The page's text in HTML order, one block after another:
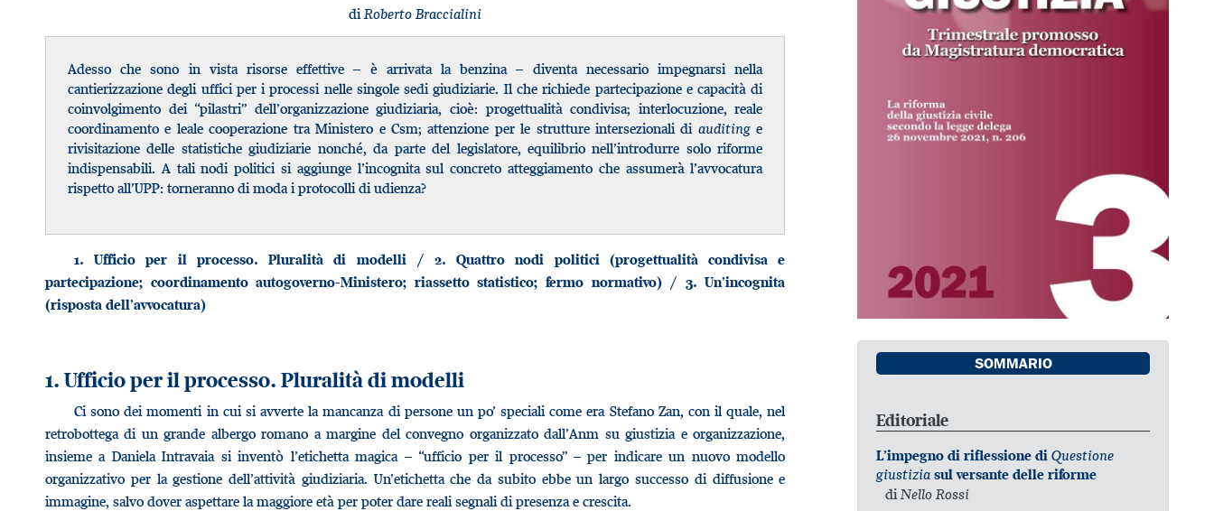
diRoberto Braccialini
Adesso che sono in vista risorse effettive – è arrivata la benzina – diventa necessario impegnarsi nella
cantierizzazione degli uffici per i processi nelle singole sedi giudiziarie. Il che richiede partecipazione e capacità di
coinvolgimento dei “pilastri” dell’organizzazione giudiziaria, cioè: progettualità condivisa; interlocuzione, reale
coordinamento e leale cooperazione tra Ministero e Csm; attenzione per le strutture intersezionali diauditinge
rivisitazione delle statistiche giudiziarie nonché, da parte del legislatore, equilibrio nell’introdurre solo riforme
indispensabili. A tali nodi politici si aggiunge l’incognita sul concreto atteggiamento che assumerà l’avvocatura
rispetto all’UPP: torneranno di moda i protocolli di udienza?
1. Ufficio per il processo. Pluralità di modelli / 2. Quattro nodi politici (progettualità condivisa e
partecipazione; coordinamento autogoverno-Ministero; riassetto statistico; fermo normativo) / 3. Un’incognita
(risposta dell’avvocatura)
1. Ufficio per il processo. Pluralità di modelli
Ci sono dei momenti in cui si avverte la mancanza di persone un po’ speciali come era Stefano Zan, con il quale, nel
retrobottega di un grande albergo romano a margine del convegno organizzato dall’Anm su giustizia e organizzazione,
insieme a Daniela Intravaia si inventò l’etichetta magica – “ufficio per il processo” – per indicare un nuovo modello
organizzativo per la gestione dell’attività giudiziaria. Un’etichetta che da subito ebbe un largo successo di diffusione e
immagine, salvo dover aspettare la maggiore età per poter dare reali segnali di presenza e crescita.
SOMMARIO
Editoriale
L’impegno di riflessione diQuestione
giustizia sul versante delle riforme
diNello Rossi